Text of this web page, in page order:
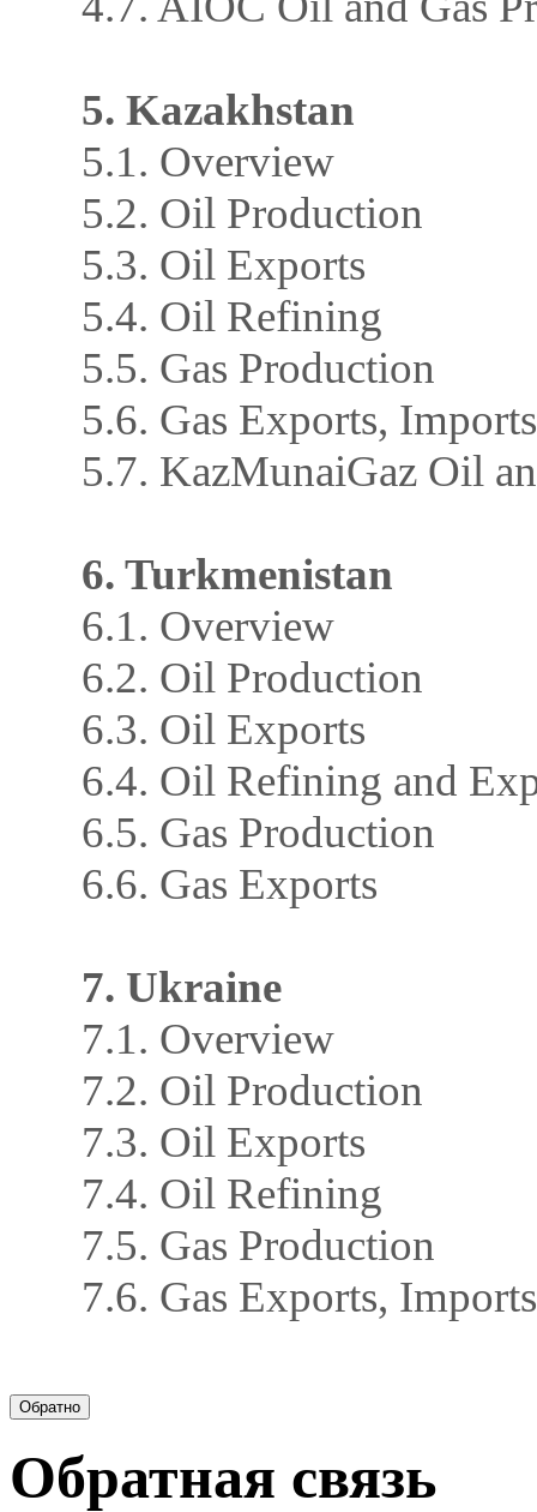
5. Kazakhstan
5.1. Overview
5.2. Oil Production
5.3. Oil Exports
5.4. Oil Refining
5.5. Gas Production
5.6. Gas Exports,
5.7. KazMunaiGaz Oil
6. Turkmenistan
6.1. Overview
6.2. Oil Production
6.3. Oil Exports
6.4. Oil Refining and
6.5. Gas Production
6.6. Gas Exports
7. Ukraine
7.1. Overview
7.2. Oil Production
7.3. Oil Exports
7.4. Oil Refining
7.5. Gas Production
7.6. Gas Exports,
Обратная связь